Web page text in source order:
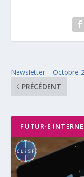
Newsletter – Octobre
PRÉCÉDENT
FUTUR·E